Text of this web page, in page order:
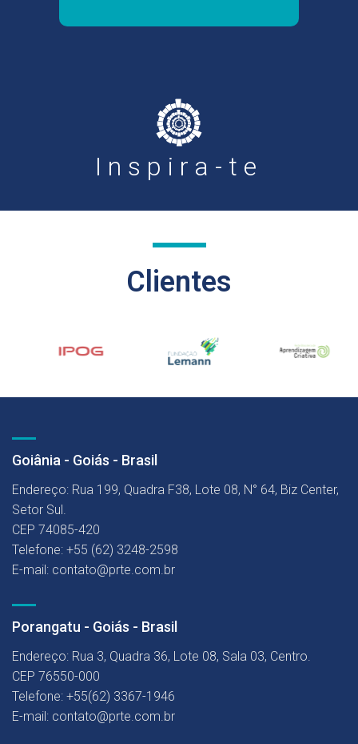
Inspira-te
Clientes
Goiânia - Goiás - Brasil
Endereço: Rua 199, Quadra F38, Lote 08, N° 64, Biz Center,
Setor Sul.
CEP 74085-420
Telefone: +55 (62) 3248-2598
E-mail: contato@prte.com.br
Porangatu - Goiás - Brasil
Endereço: Rua 3, Quadra 36, Lote 08, Sala 03, Centro.
CEP 76550-000
Telefone: +55(62) 3367-1946
E-mail: contato@prte.com.br